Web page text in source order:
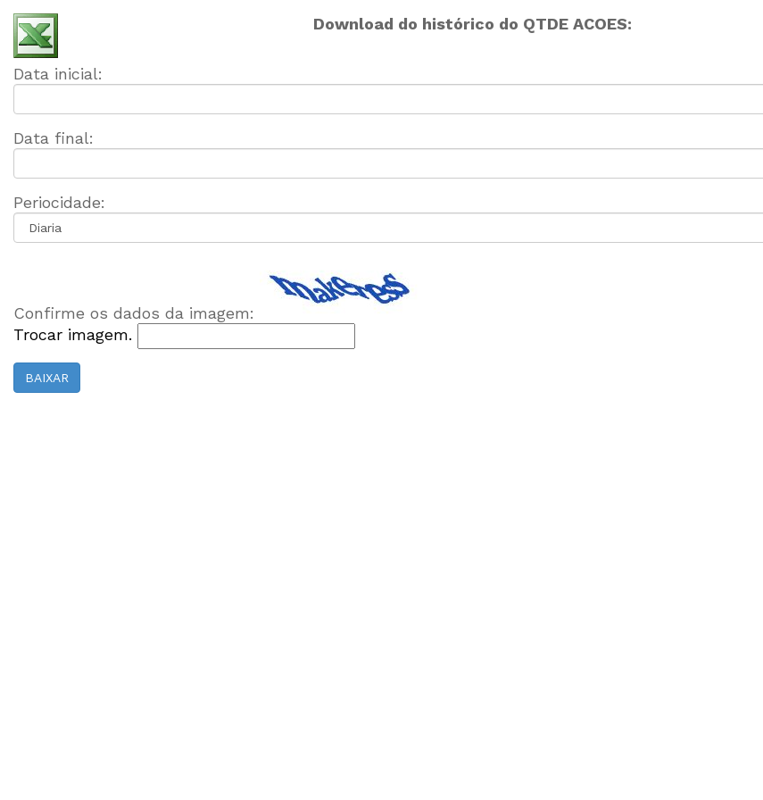
Download do histórico do QTDE ACOES:
Data inicial:
Data final:
Periocidade:
Confirme os dados da imagem:
Trocar imagem.